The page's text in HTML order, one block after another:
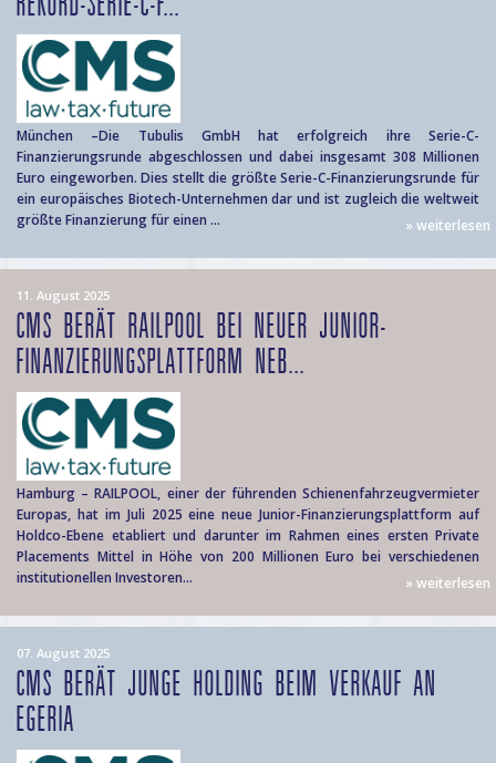
München –Die Tubulis GmbH hat erfolgreich ihre Serie-C-
Finanzierungsrunde abgeschlossen und dabei insgesamt 308 Millionen
Euro eingeworben. Dies stellt die größte Serie-C-Finanzierungsrunde für
ein europäisches Biotech-Unternehmen dar und ist zugleich die weltweit
größte Finanzierung für einen ...
» weiterlesen
11. August 2025
CMS BERÄT RAILPOOL BEI NEUER JUNIOR-
FINANZIERUNGSPLATTFORM NEB...
Hamburg – RAILPOOL, einer der führenden Schienenfahrzeugvermieter
Europas, hat im Juli 2025 eine neue Junior-Finanzierungsplattform auf
Holdco-Ebene etabliert und darunter im Rahmen eines ersten Private
Placements Mittel in Höhe von 200 Millionen Euro bei verschiedenen
institutionellen Investoren...
» weiterlesen
07. August 2025
CMS BERÄT JUNGE HOLDING BEIM VERKAUF AN
EGERIA